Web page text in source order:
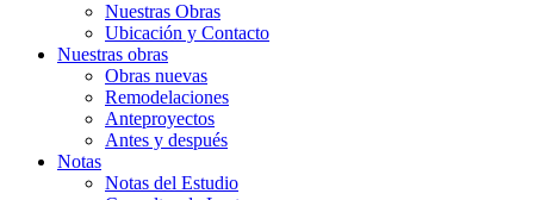
Nuestras Obras
Ubicación y Contacto
Nuestras obras
Obras nuevas
Remodelaciones
Anteproyectos
Antes y después
Notas
Notas del Estudio